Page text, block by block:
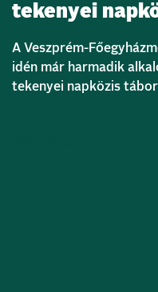
tekenyei
A Veszprém-
idén már harmadik
tekenyei napközis